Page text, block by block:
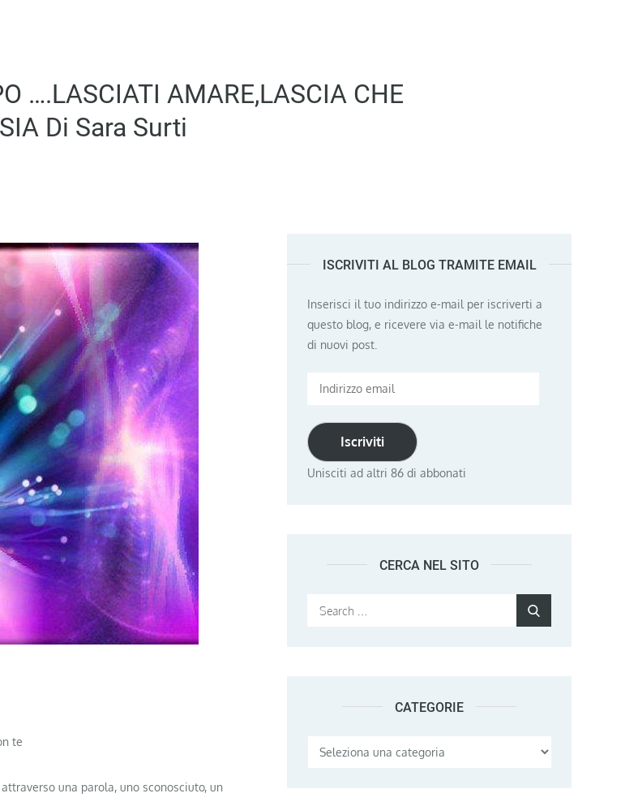
….LASCIATI AMARE,LASCIA CHE
SIA Di Sara Surti
te
una parola, uno sconosciuto, un
ISCRIVITI AL BLOG TRAMITE EMAIL
Inserisci il tuo indirizzo e-mail per iscriverti a
questo blog, e ricevere via e-mail le notifiche
di nuovi post.
Indirizzo
Iscriviti
Unisciti ad altri 86 di abbonati
CERCA NEL SITO
Search
CATEGORIE
Categorie